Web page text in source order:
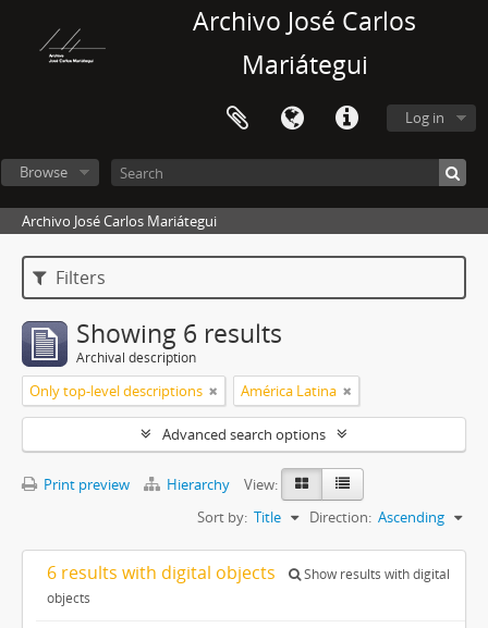
Archivo José Carlos
Mariátegui
Log in
Browse
Archivo José Carlos Mariátegui
Filters
Showing 6 results
Archival description
Only top-level descriptions América Latina
Advanced search options
Print preview Hierarchy
View:
Sort by: Title Direction: Ascending
6 results with digital objects
Show results with digital
objects